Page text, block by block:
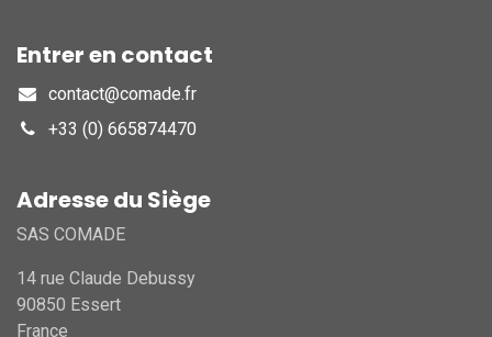
Entrer en contact
contact@comade.fr
+33 (0) 665874470
Adresse du Siège
SAS COMADE
14 rue Claude Debussy
90850 Essert
France